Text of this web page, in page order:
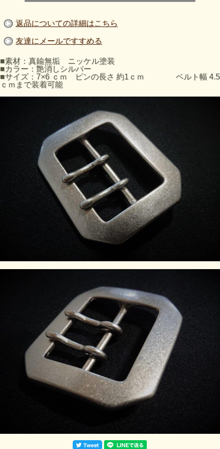
返品についての詳細はこちら
友達にメールですすめる
■素材：真鍮無垢 ニッケル塗装
■カラー：艶消しシルバー
■サイズ：7×6 ｃｍ ピンの長さ 約1ｃｍ ベルト幅 4.5
ｃｍまで装着可能